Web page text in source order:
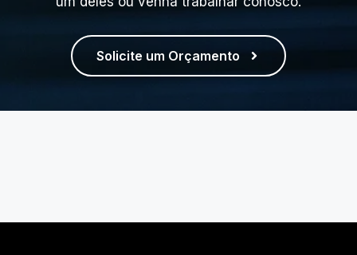
Solicite um Orçamento